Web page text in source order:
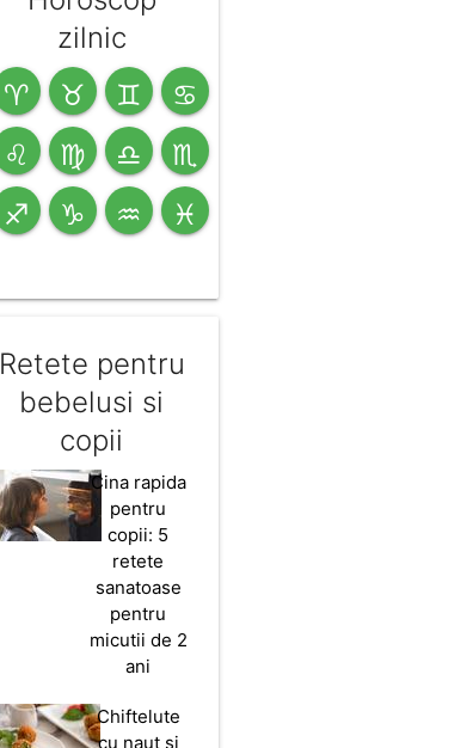
zilnic
♈ ♉ ♊ ♋
♌ ♍ ♎ ♏
♐ ♑ ♒ ♓
Retete pentru
bebelusi si
copii
Cina rapida
pentru
copii: 5
retete
sanatoase
pentru
micutii de 2
ani
Chiftelute
cu naut si